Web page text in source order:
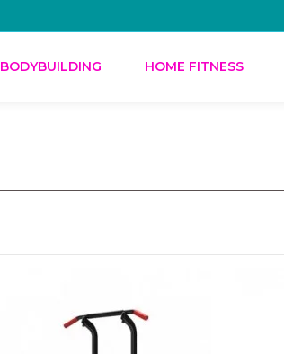
BODYBUILDING HOME FITNESS